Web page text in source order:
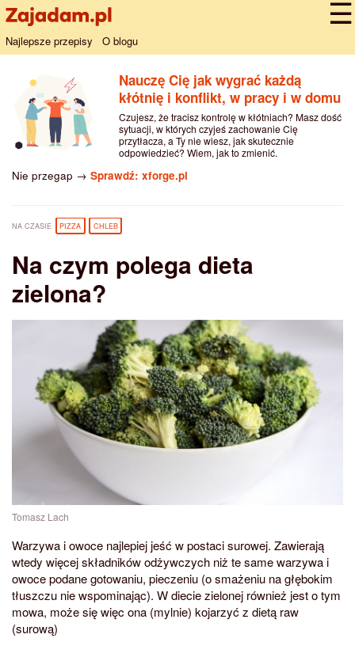
Najlepsze przepisy O blogu
Nauczę Cię jak wygrać każdą
kłótnię i konflikt, w pracy i w domu
Czujesz, że tracisz kontrolę w kłótniach? Masz dość
sytuacji, w których czyjeś zachowanie Cię
przytłacza, a Ty nie wiesz, jak skutecznie
odpowiedzieć? Wiem, jak to zmienić.
Nie przegap → Sprawdź: xforge.pl
NA CZASIE PIZZA CHLEB
Na czym polega dieta
zielona?
Tomasz Lach
Warzywa i owoce najlepiej jeść w postaci surowej. Zawierają
wtedy więcej składników odżywczych niż te same warzywa i
owoce podane gotowaniu, pieczeniu (o smażeniu na głębokim
tłuszczu nie wspominając). W diecie zielonej również jest o tym
mowa, może się więc ona (mylnie) kojarzyć z dietą raw
(surową)